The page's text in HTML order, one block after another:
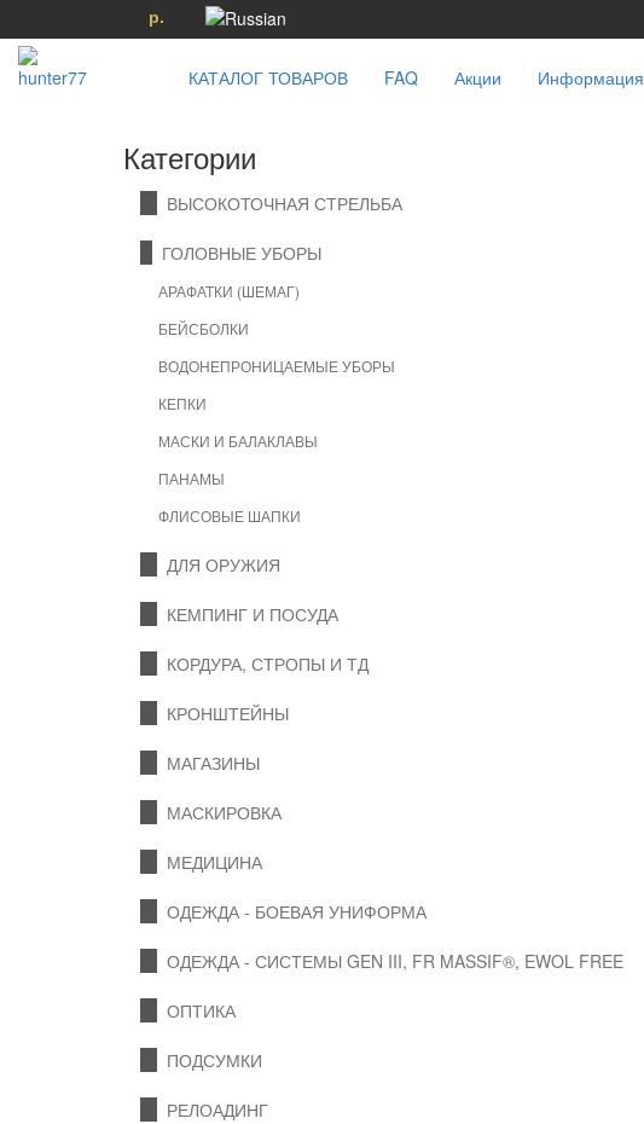
р.
КАТАЛОГ ТОВАРОВ FAQ Акции Информация
Категории
ВЫСОКОТОЧНАЯ СТРЕЛЬБА
ГОЛОВНЫЕ УБОРЫ
АРАФАТКИ (ШЕМАГ)
БЕЙСБОЛКИ
ВОДОНЕПРОНИЦАЕМЫЕ УБОРЫ
КЕПКИ
МАСКИ И БАЛАКЛАВЫ
ПАНАМЫ
ФЛИСОВЫЕ ШАПКИ
ДЛЯ ОРУЖИЯ
КЕМПИНГ И ПОСУДА
КОРДУРА, СТРОПЫ И ТД
КРОНШТЕЙНЫ
МАГАЗИНЫ
МАСКИРОВКА
МЕДИЦИНА
ОДЕЖДА - БОЕВАЯ УНИФОРМА
ОДЕЖДА - СИСТЕМЫ GEN III, FR MASSIF®, EWOL FREE
ОПТИКА
ПОДСУМКИ
РЕЛОАДИНГ